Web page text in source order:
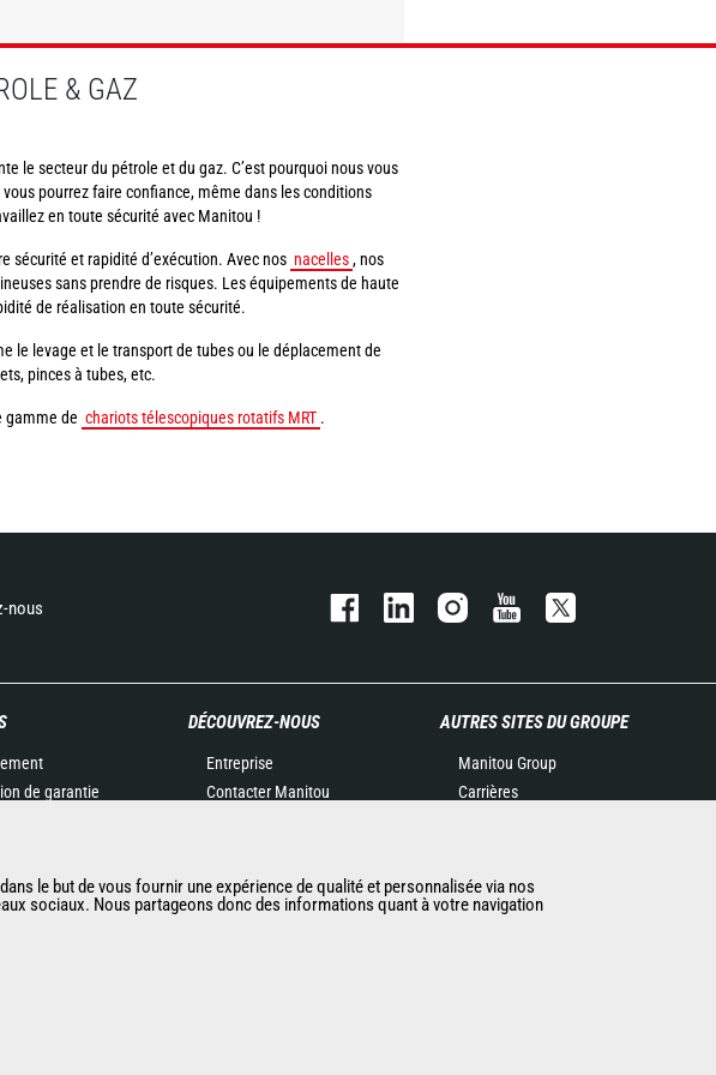
& GAZ
le secteur du pétrole et du gaz. C’est pourquoi nous vous
pourrez faire confiance, même dans les conditions
en toute sécurité avec Manitou !
sécurité et rapidité d’exécution. Avec nos nacelles , nos
sans prendre de risques. Les équipements de haute
de réalisation en toute sécurité.
le levage et le transport de tubes ou le déplacement de
pinces à tubes, etc.
gamme de chariots télescopiques rotatifs MRT .
nous
de garantie
connectées
Diagnostic
DÉCOUVREZ-NOUS
Entreprise
Contacter Manitou
données
Evénements
AUTRES SITES DU GROUPE
Manitou Group
Carrières
Gehl
Manitou Group
le but de vous fournir une expérience de qualité et personnalisée via nos
sociaux. Nous partageons donc des informations quant à votre navigation